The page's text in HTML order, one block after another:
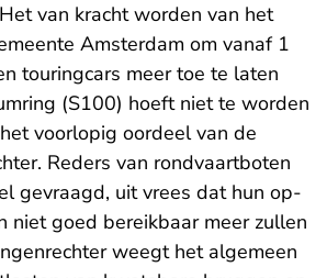
van kracht worden van het
Amsterdam om vanaf 1
touringcars meer toe te laten
(S100) hoeft niet te worden
voorlopig oordeel van de
Reders van rondvaartboten
gevraagd, uit vrees dat hun op-
niet goed bereikbaar meer zullen
weegt het algemeen